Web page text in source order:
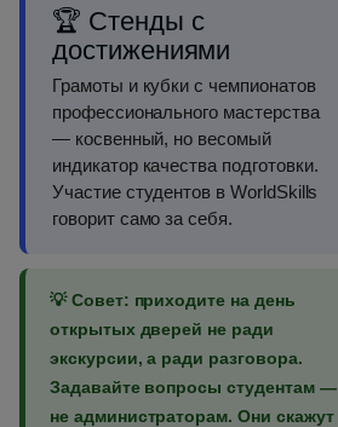
🏆 Стенды с
достижениями
Грамоты и кубки с чемпионатов
профессионального мастерства
— косвенный, но весомый
индикатор качества подготовки.
Участие студентов в WorldSkills
говорит само за себя.
💡 Совет: приходите на день
открытых дверей не ради
экскурсии, а ради разговора.
Задавайте вопросы студентам —
не администраторам. Они скажут